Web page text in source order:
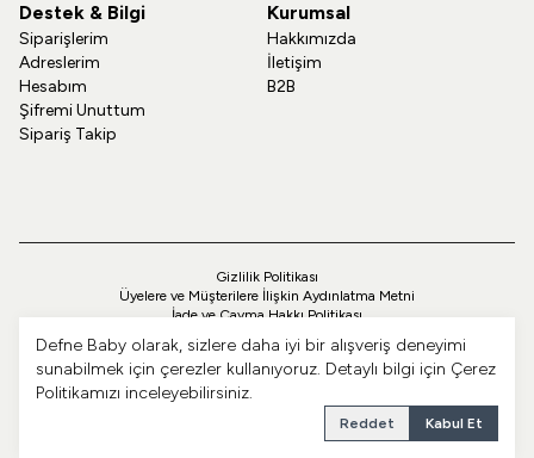
Defne Baby olarak, sizlere daha iyi bir alışveriş deneyimi
sunabilmek için çerezler kullanıyoruz. Detaylı bilgi için Çerez
Politikamızı inceleyebilirsiniz.
Reddet Kabul Et
Destek & Bilgi
Siparişlerim
Adreslerim
Hesabım
Şifremi Unuttum
Sipariş Takip
Kurumsal
Hakkımızda
İletişim
B2B
Gizlilik Politikası
Üyelere ve Müşterilere İlişkin Aydınlatma Metni
İade ve Cayma Hakkı Politikası
Çerez Politikası
Üyelik Sözleşmesi
Ön Bilgilendirme Formu
Mesafeli Satış Sözleşmesi